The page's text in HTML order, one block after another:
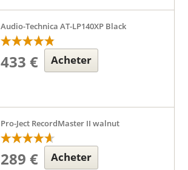
Audio-Technica AT-LP140XP Black
433 € Acheter
Pro-Ject RecordMaster II walnut
289 € Acheter